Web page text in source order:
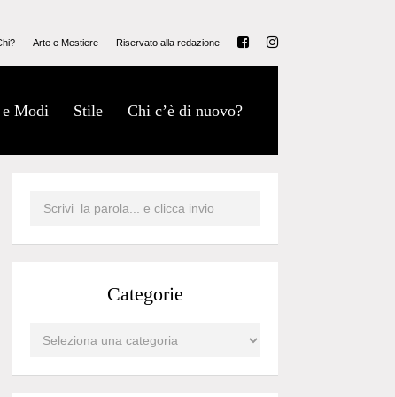
Arte e Mestiere Riservato alla redazione
Modi Stile Chi c’è di nuovo?
Categorie